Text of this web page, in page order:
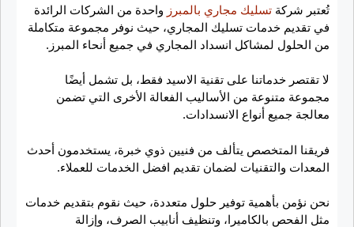
تُعتبر شركة تسليك مجاري بالمبرز واحدة من الشركات الرائدة
في تقديم خدمات تسليك المجاري، حيث نوفر مجموعة متكاملة
من الحلول لمشاكل انسداد المجاري في جميع أنحاء المبرز.
لا تقتصر خدماتنا على تقنية الاسيد فقط، بل تشمل أيضًا
مجموعة متنوعة من الأساليب الفعالة الأخرى التي تضمن
معالجة جميع أنواع الانسدادات.
فريقنا المتخصص يتألف من فنيين ذوي خبرة، يستخدمون أحدث
المعدات والتقنيات لضمان تقديم افضل الخدمات للعملاء.
نحن نؤمن بأهمية توفير حلول متعددة، حيث نقوم بتقديم خدمات
مثل الفحص بالكاميرا، وتنظيف أنابيب الصرف، وإزالة